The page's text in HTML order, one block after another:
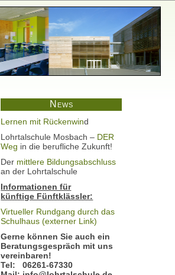
News
Lernen mit Rückenwind
Lohrtalschule Mosbach – DER
Weg in die berufliche Zukunft!
Der mittlere Bildungsabschluss
an der Lohrtalschule
Informationen für
künftige Fünftklässler:
Virtueller Rundgang durch das
Schulhaus (externer Link)
Gerne können Sie auch ein
Beratungsgespräch mit uns
vereinbaren!
Tel: 06261-67330